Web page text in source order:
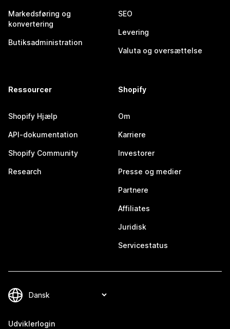
Markedsføring og
konvertering
Butiksadministration
SEO
Levering
Valuta og oversættelse
Ressourcer
Shopify Hjælp
API-dokumentation
Shopify Community
Research
Shopify
Om
Karriere
Investorer
Presse og medier
Partnere
Affiliates
Juridisk
Servicestatus
Udviklerlogin